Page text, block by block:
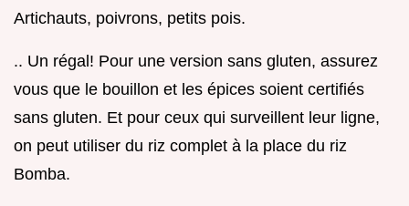
Artichauts, poivrons, petits pois.
.. Un régal! Pour une version sans gluten, assurez
vous que le bouillon et les épices soient certifiés
sans gluten. Et pour ceux qui surveillent leur ligne,
on peut utiliser du riz complet à la place du riz
Bomba.